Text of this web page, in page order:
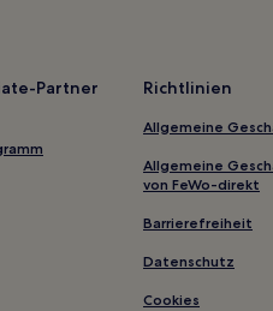
mit Weingut in Nord-Florida
in Gainesville
in Inverness
mit Pool in Crystal River
Hotels in Cedar Key
Partner
Richtlinien
Allgemeine
Allgemeine
von FeWo-direkt
Barrierefreiheit
Datenschutz
Cookies